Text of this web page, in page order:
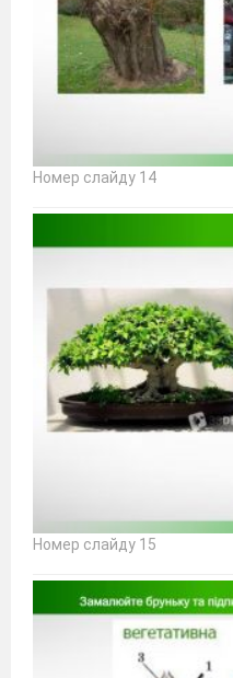
Номер слайду 14
Номер слайду 15